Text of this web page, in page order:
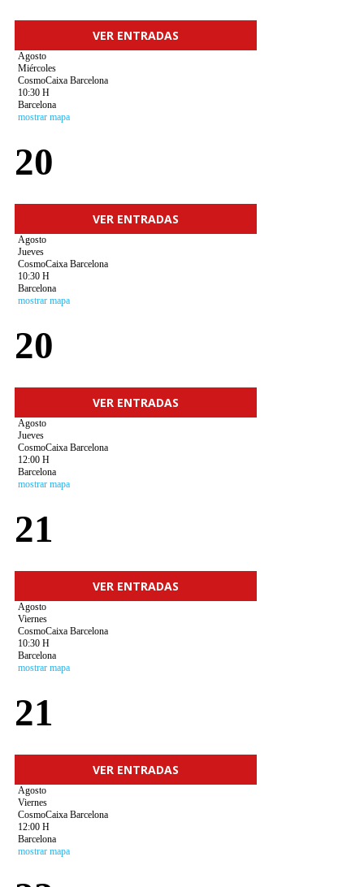
VER ENTRADAS
Agosto
Miércoles
CosmoCaixa Barcelona
10:30 H
Barcelona
mostrar mapa
20
VER ENTRADAS
Agosto
Jueves
CosmoCaixa Barcelona
10:30 H
Barcelona
mostrar mapa
20
VER ENTRADAS
Agosto
Jueves
CosmoCaixa Barcelona
12:00 H
Barcelona
mostrar mapa
21
VER ENTRADAS
Agosto
Viernes
CosmoCaixa Barcelona
10:30 H
Barcelona
mostrar mapa
21
VER ENTRADAS
Agosto
Viernes
CosmoCaixa Barcelona
12:00 H
Barcelona
mostrar mapa